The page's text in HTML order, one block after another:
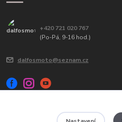
+420 721 020 767
(Po-Pá, 9-16 hod.)
dalfosmoto@seznam.cz